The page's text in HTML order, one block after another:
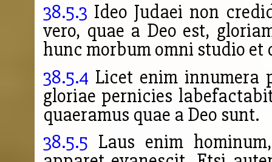
38.5.3 Ideo Judaei non
vero, quae a Deo est,
hunc morbum omni studio
38.5.4 Licet enim innumera
gloriae pernicies
quaeramus quae a Deo sunt.
38.5.5 Laus enim